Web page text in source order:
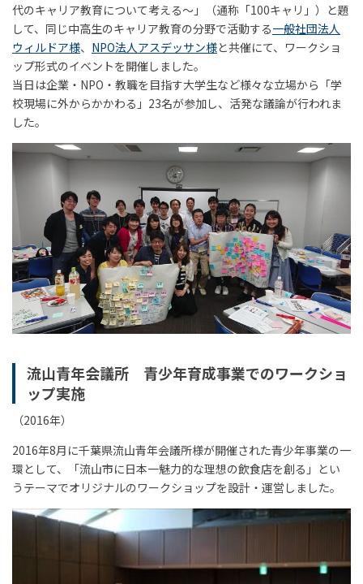
代のキャリア教育について考える～」（通称「100キャリ」）と題
して、同じ中高生のキャリア教育の分野で活動する一般社団法人
ウィルドア様、 NPO法人アスデッサン様と共催にて、ワークショ
ップ形式のイベントを開催しました。
当日は企業・NPO・教職を目指す大学生など様々な立場から「学
校現場に外からかかわる」23名が参加し、活発な議論が行われま
した。
流山青年会議所 青少年育成事業でのワークショ
ップ実施
（2016年）
2016年8月に千葉県流山青年会議所様が開催された青少年事業の一
環として、「流山市に日本一魅力的な理想の飲食店を創る」とい
うテーマでオリジナルのワークショップを設計・運営しました。